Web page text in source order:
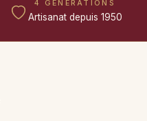
4 GÉNÉRATIONS
Artisanat depuis 1950